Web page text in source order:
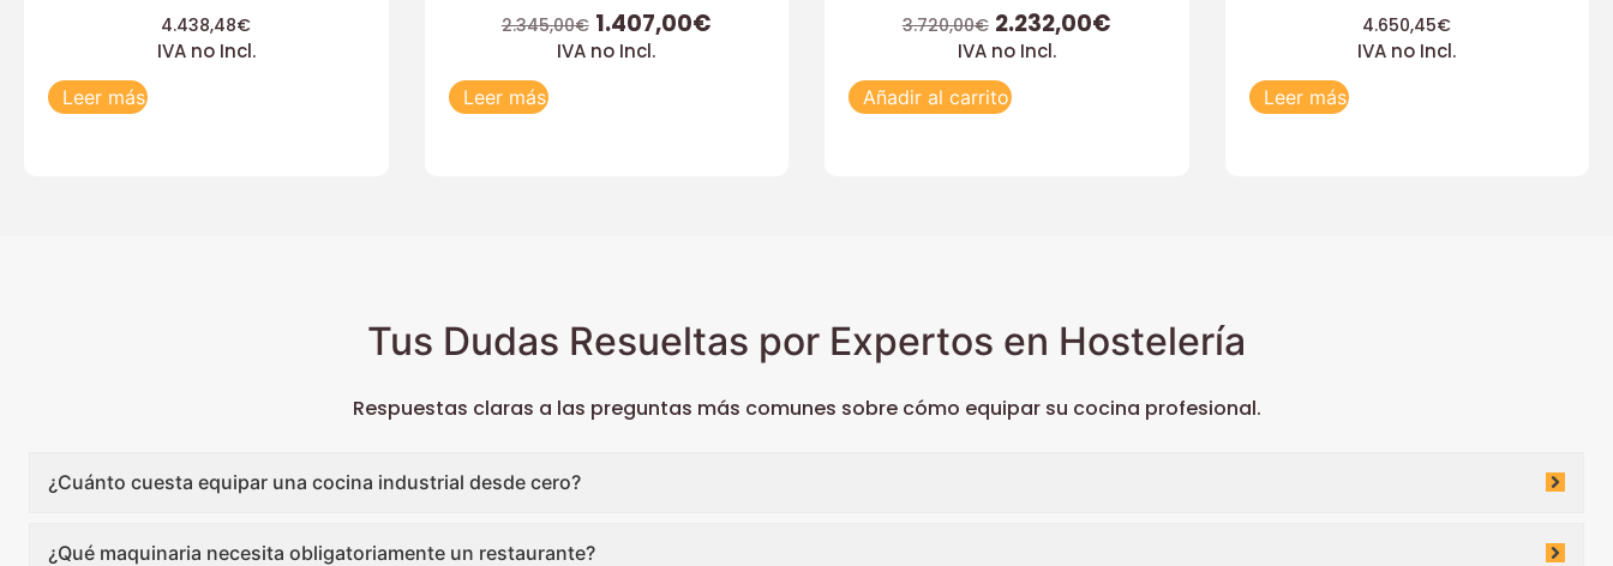
4.438,48€
IVA no Incl.
Leer más
2.345,00€ 1.407,00€
IVA no Incl.
Leer más
3.720,00€ 2.232,00€
IVA no Incl.
Añadir al carrito
4.650,45€
IVA no Incl.
Leer más
Tus Dudas Resueltas por Expertos en Hostelería
Respuestas claras a las preguntas más comunes sobre cómo equipar su cocina profesional.
¿Cuánto cuesta equipar una cocina industrial desde cero?
¿Qué maquinaria necesita obligatoriamente un restaurante?